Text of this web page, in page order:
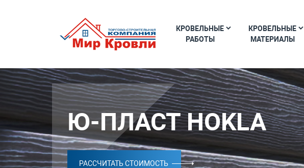
КРОВЕЛЬНЫЕ
РАБОТЫ
КРОВЕЛЬНЫЕ
МАТЕРИАЛЫ
Ю-ПЛАСТ HOKLA
РАССЧИТАТЬ СТОИМОСТЬ